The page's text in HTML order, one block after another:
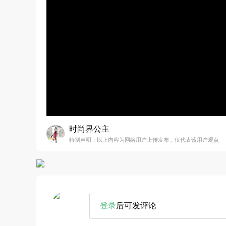
时尚界公主
特别声明：以上内容为网络用户上传发布，仅代表该用户观点
登录后可发评论